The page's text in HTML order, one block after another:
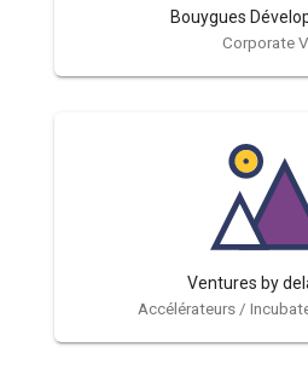
Bouygues
Corporate
Ventures by
Accélérateurs /